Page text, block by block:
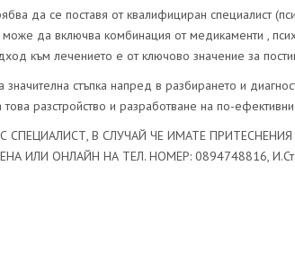
да се поставя от квалифициран специалист
да включва комбинация от медикаменти ,
към лечението е от ключово значение за
стъпка напред в разбирането и
разстройство и разработване на по-ефективни
СПЕЦИАЛИСТ, В СЛУЧАЙ ЧЕ ИМАТЕ
ИЛИ ОНЛАЙН НА ТЕЛ. НОМЕР: 0894748816,